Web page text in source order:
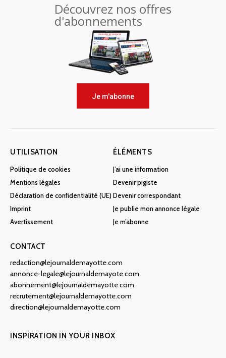
Découvrez nos offres
d'abonnements
Je m'abonne
UTILISATION
Politique de cookies
Mentions légales
Déclaration de confidentialité (UE)
Imprint
Avertissement
ÉLÉMENTS
J’ai une information
Devenir pigiste
Devenir correspondant
Je publie mon annonce légale
Je m’abonne
CONTACT
redaction@lejournaldemayotte.com
annonce-legale@lejournaldemayote.com
abonnement@lejournaldemayotte.com
recrutement@lejournaldemayotte.com
direction@lejournaldemayotte.com
INSPIRATION IN YOUR INBOX